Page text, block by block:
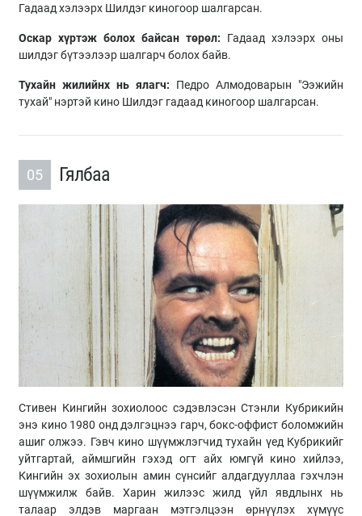
Гадаад хэлээрх Шилдэг киногоор шалгарсан.
Оскар хүртэж болох байсан төрөл: Гадаад хэлээрх оны
шилдэг бүтээлээр шалгарч болох байв.
Тухайн жилийнх нь ялагч: Педро Алмодоварын "Ээжийн
тухай" нэртэй кино Шилдэг гадаад киногоор шалгарсан.
05 Гялбаа
Стивен Кингийн зохиолоос сэдэвлэсэн Стэнли Кубрикийн
энэ кино 1980 онд дэлгэцнээ гарч, бокс-оффист боломжийн
ашиг олжээ. Гэвч кино шүүмжлэгчид тухайн үед Кубрикийг
уйтгартай, аймшгийн гэхэд огт айх юмгүй кино хийлээ,
Кингийн эх зохиолын амин сүнсийг алдагдууллаа гэхчлэн
шүүмжилж байв. Харин жилээс жилд үйл явдлынх нь
талаар элдэв маргаан мэтгэлцээн өрнүүлэх хүмүүс